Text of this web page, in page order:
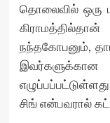
தொலைவில் ஒரு
நந்தகோபனும்,
சிங் என்பவரால்